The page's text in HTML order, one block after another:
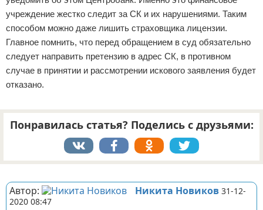
учреждение жестко следит за СК и их нарушениями. Таким
способом можно даже лишить страховщика лицензии.
Главное помнить, что перед обращением в суд обязательно
следует направить претензию в адрес СК, в противном
случае в принятии и рассмотрении искового заявления будет
отказано.
Понравилась статья? Поделись с друзьями:
Автор: Никита Новиков 31-12-
2020 08:47